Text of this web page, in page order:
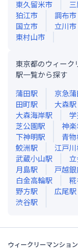
東久留米市
狛江市
調布市
国立市
立川市
東村山市
東京都のウィーク
駅一覧から探す
蒲田駅 京急
田町駅 大森駅
大森海岸駅
芝公園駅 神
下神明駅 青
鮫洲駅 江戸
武蔵小山駅
月島駅 戸越
白金高輪駅
野方駅 広尾駅
渋谷駅
ウィークリーマンショ